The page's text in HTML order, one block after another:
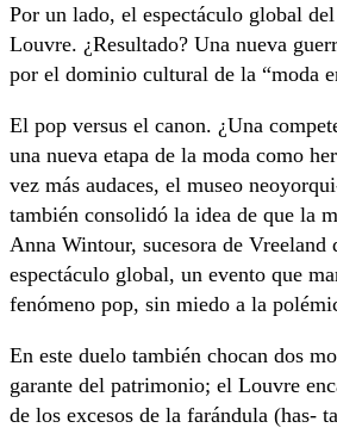
Por un lado, el espectáculo global
Louvre. ¿Resultado? Una nueva
por el dominio cultural de la “moda
El pop versus el canon. ¿Una
una nueva etapa de la moda como
vez más audaces, el museo
también consolidó la idea de que la
Anna Wintour, sucesora de
espectáculo global, un evento que
fenómeno pop, sin miedo a la
En este duelo también chocan dos
garante del patrimonio; el Louvre
de los excesos de la farándula (has-